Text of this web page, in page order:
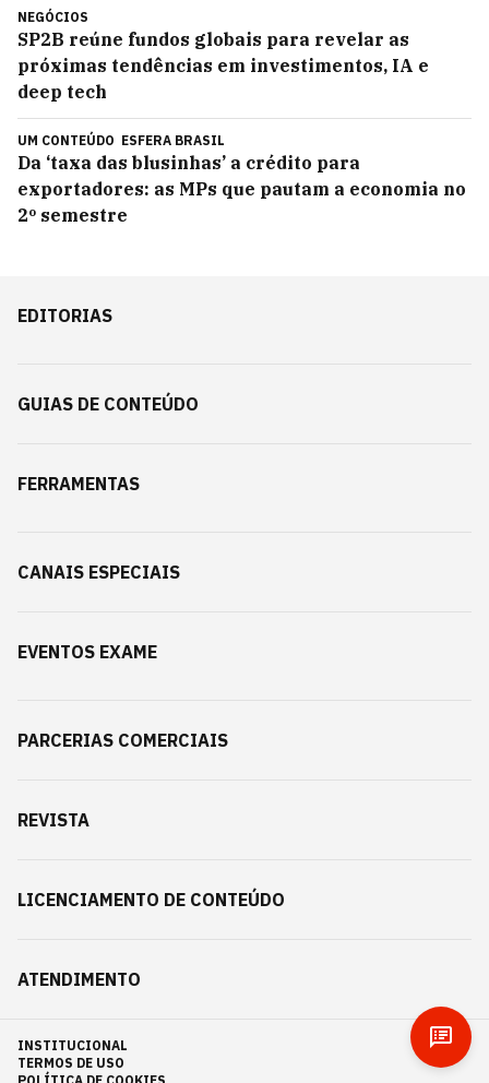
NEGÓCIOS
SP2B reúne fundos globais para revelar as
próximas tendências em investimentos, IA e
deep tech
UM CONTEÚDO ESFERA BRASIL
Da ‘taxa das blusinhas’ a crédito para
exportadores: as MPs que pautam a economia no
2º semestre
EDITORIAS
GUIAS DE CONTEÚDO
FERRAMENTAS
CANAIS ESPECIAIS
EVENTOS EXAME
PARCERIAS COMERCIAIS
REVISTA
LICENCIAMENTO DE CONTEÚDO
ATENDIMENTO
INSTITUCIONAL
TERMOS DE USO